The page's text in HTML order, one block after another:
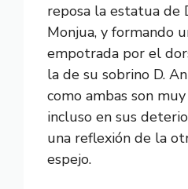
reposa la estatua de
Monjua, y formando
empotrada por el
la de su sobrino D.
como ambas son
incluso en sus
una reflexión de la
espejo.